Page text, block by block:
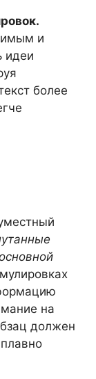
и
идеи
более
на
должен